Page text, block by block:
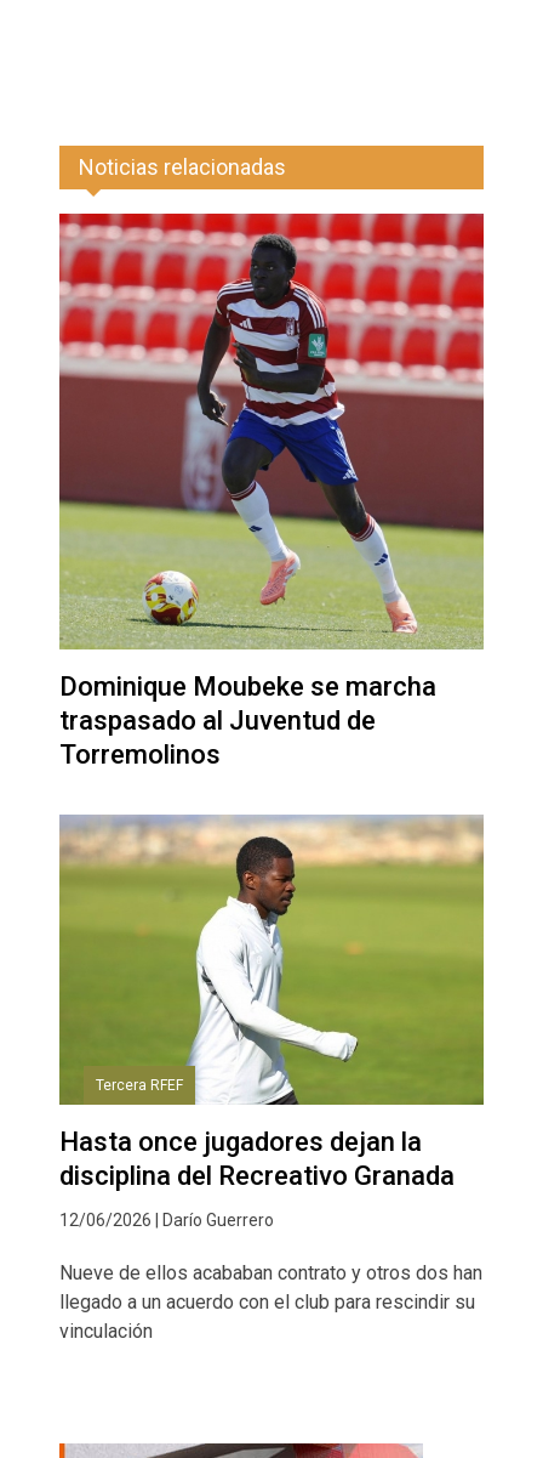
Noticias relacionadas
Dominique Moubeke se marcha
traspasado al Juventud de
Torremolinos
Tercera RFEF
Hasta once jugadores dejan la
disciplina del Recreativo Granada
12/06/2026 | Darío Guerrero
Nueve de ellos acababan contrato y otros dos han
llegado a un acuerdo con el club para rescindir su
vinculación